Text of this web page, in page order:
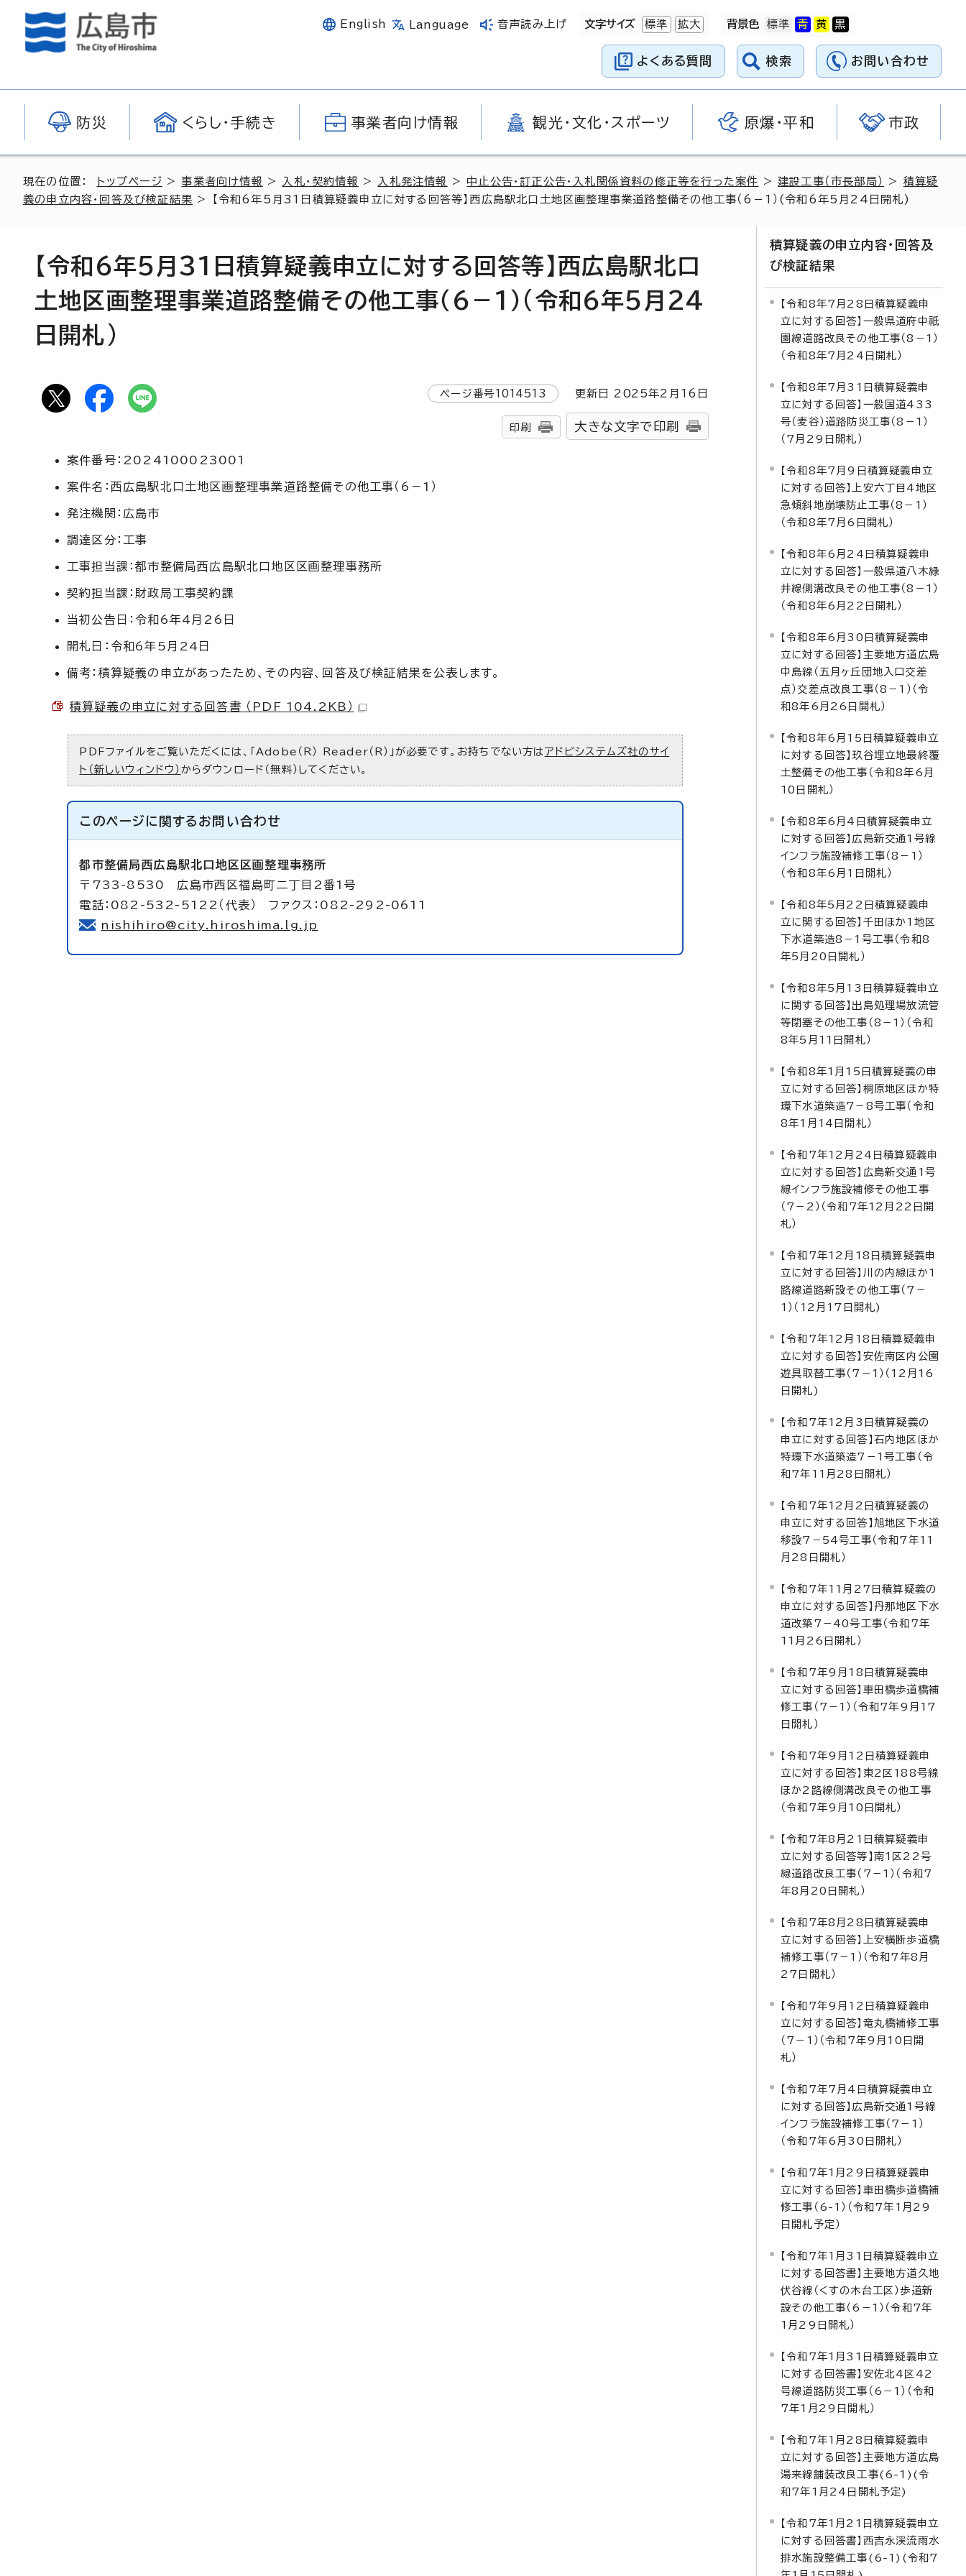
English Language 音声読み上げ 文字サイズ 標準 拡大 背景色
よくある質問 検索 お問い合わせ
防災 くらし・手続き 事業者向け情報 観光・文化・スポーツ 原爆・平和 市政
現在の位置： トップページ >事業者向け情報 > 入札・契約情報 > 入札発注情報 > 中止公告・訂正公告・入札関係資料の修正等を行った案件 >建設工事（市長部局） > 積算疑
義の申立内容・回答及び検証結果 > 【令和6年5月31日積算疑義申立に対する回答等】西広島駅北口土地区画整理事業道路整備その他工事（6－1）(令和6年5月24日開札)
【令和6年5月31日積算疑義申立に対する回答等】西広島駅北口
土地区画整理事業道路整備その他工事（6－1）(令和6年5月24
日開札)
ページ番号1014513 更新日 2025年2月 16 日
印刷 大きな文字で印刷
案件番号：2024100023001
案件名：西広島駅北口土地区画整理事業道路整備その他工事（6－1）
発注機関：広島市
調達区分：工事
工事担当課：都市整備局西広島駅北口地区区画整理事務所
契約担当課：財政局工事契約課
当初公告日：令和6年4月26日
開札日：令和6年5月24日
備考：積算疑義の申立があったため、その内容、回答及び検証結果を公表します。
積算疑義の申立に対する回答書 （PDF 104.2KB）
PDFファイルをご覧いただくには、「Adobe（R） Reader（R）」が必要です。お持ちでない方は アドビシステムズ社のサイ
ト（新しいウィンドウ） からダウンロード（無料）してください。
このページに関する お問い合わせ
都市整備局西広島駅北口地区区画整理事務所
〒733-8530 広島市西区福島町二丁目2番1号
電話：082-532-5122（代表） ファクス：082-292-0611
nishihiro@city.hiroshima.lg.jp
積算疑義の申立内容・回答及
び検証結果
【令和8年7月28日積算疑義申
立に対する回答】一般県道府中祇
園線道路改良その他工事（8－1）
（令和8年7月24日開札）
【令和8年7月31日積算疑義申
立に対する回答】一般国道433
号（麦谷）道路防災工事（8－1）
（7月29日開札）
【令和8年7月9日積算疑義申立
に対する回答】上安六丁目4地区
急傾斜地崩壊防止工事（8－1）
（令和8年7月6日開札）
【令和8年6月24日積算疑義申
立に対する回答】一般県道八木緑
井線側溝改良その他工事（8－1）
（令和8年6月22日開札）
【令和8年6月30日積算疑義申
立に対する回答】主要地方道広島
中島線（五月ヶ丘団地入口交差
点）交差点改良工事（8－1）（令
和8年6月26日開札）
【令和8年6月15日積算疑義申立
に対する回答】玖谷埋立地最終覆
土整備その他工事（令和8年6月
10日開札）
【令和8年6月4日積算疑義申立
に対する回答】広島新交通1号線
インフラ施設補修工事（8－1）
（令和8年6月1日開札）
【令和8年5月22日積算疑義申
立に関する回答】千田ほか1地区
下水道築造8－1号工事（令和8
年5月20日開札）
【令和8年5月13日積算疑義申立
に関する回答】出島処理場放流管
等閉塞その他工事（8－1）（令和
8年5月11日開札）
【令和8年1月15日積算疑義の申
立に対する回答】桐原地区ほか特
環下水道築造7－8号工事（令和
8年1月14日開札）
【令和7年12月24日積算疑義申
立に対する回答】広島新交通1号
線インフラ施設補修その他工事
（7－2）（令和7年12月22日開
札）
【令和7年12月18日積算疑義申
立に対する回答】川の内線ほか1
路線道路新設その他工事（7－
1）（12月17日開札)
【令和7年12月18日積算疑義申
立に対する回答】安佐南区内公園
遊具取替工事（7－1）（12月16
日開札)
【令和7年12月3日積算疑義の
申立に対する回答】石内地区ほか
特環下水道築造7－1号工事（令
和7年11月28日開札）
【令和7年12月2日積算疑義の
申立に対する回答】旭地区下水道
移設7－54号工事（令和7年11
月28日開札）
【令和7年11月27日積算疑義の
申立に対する回答】丹那地区下水
道改築7－40号工事（令和7年
11月26日開札）
【令和7年9月18日積算疑義申
立に対する回答】車田橋歩道橋補
修工事（7－1）（令和7年9月17
日開札）
【令和7年9月12日積算疑義申
立に対する回答】東2区188号線
ほか2路線側溝改良その他工事
（令和7年9月10日開札）
【令和7年8月21日積算疑義申
立に対する回答等】南1区22号
線道路改良工事（7－1）（令和7
年8月20日開札）
【令和7年8月28日積算疑義申
立に対する回答】上安横断歩道橋
補修工事（7－1）（令和7年8月
27日開札）
【令和7年9月12日積算疑義申
立に対する回答】竜丸橋補修工事
（7－1）（令和7年9月10日開
札）
【令和7年7月4日積算疑義申立
に対する回答】広島新交通1号線
インフラ施設補修工事（7－1）
（令和7年6月30日開札）
【令和7年1月29日積算疑義申
立に対する回答】車田橋歩道橋補
修工事（6-1）（令和7年1月29
日開札予定）
【令和7年1月31日積算疑義申立
に対する回答書】主要地方道久地
伏谷線（くすの木台工区）歩道新
設その他工事（6－1）（令和7年
1月29日開札）
【令和7年1月31日積算疑義申立
に対する回答書】安佐北4区42
号線道路防災工事（6－1）（令和
7年1月29日開札）
【令和7年1月28日積算疑義申
立に対する回答】主要地方道広島
湯来線舗装改良工事(6-1)(令
和7年1月24日開札予定)
【令和7年1月21日積算疑義申立
に対する回答書】西吉永渓流雨水
排水施設整備工事(6-1)(令和7